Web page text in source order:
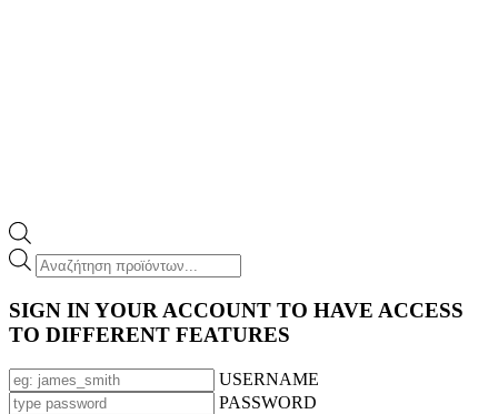
Products
search
SIGN IN YOUR ACCOUNT TO HAVE ACCESS
TO DIFFERENT FEATURES
USERNAME
PASSWORD